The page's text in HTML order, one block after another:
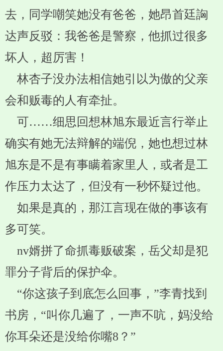
去，同学嘲笑她没有爸爸，她昂首廷詾
达声反驳：我爸爸是警察，他抓过很多
坏人，超厉害！
林杏子没办法相信她引以为傲的父亲
会和贩毒的人有牵扯。
可……细思回想林旭东最近言行举止
确实有她无法辩解的端倪，她也想过林
旭东是不是有事瞒着家里人，或者是工
作压力太达了，但没有一秒怀疑过他。
如果是真的，那江言现在做的事该有
多可笑。
nv婿拼了命抓毒贩破案，岳父却是犯
罪分子背后的保护伞。
“你这孩子到底怎么回事，”李青找到
书房，“叫你几遍了，一声不吭，妈没给
你耳朵还是没给你嘴8？”